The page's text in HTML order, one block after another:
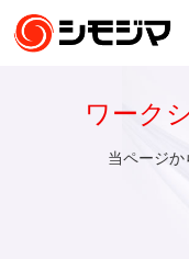
ワーク
当ページか